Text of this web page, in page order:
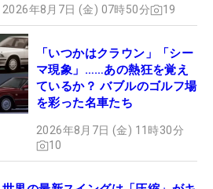
2026年8月7日 (金) 07時50分 19
「いつかはクラウン」「シー
マ現象」……あの熱狂を覚え
ているか？ バブルのゴルフ場
を彩った名車たち
2026年8月7日 (金) 11時30分
10